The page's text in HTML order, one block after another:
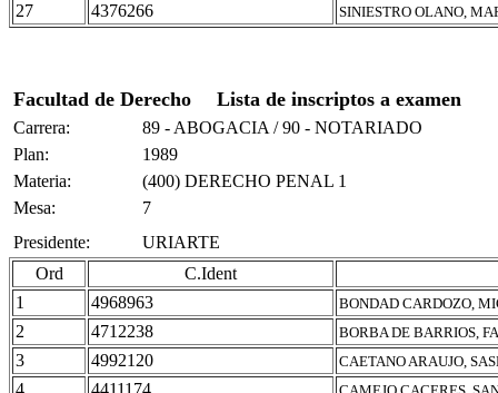
27 4376266 SINIESTRO OLANO,
Facultad de Derecho Lista de inscriptos a examen
Carrera:
89 - ABOGACIA / 90 - NOTARIADO
Plan:
1989
Materia:
(400) DERECHO PENAL 1
Mesa:
7
Presidente:
URIARTE
Ord
C.Ident
1
4968963 BONDAD CARDOZO,
2 4712238 BORBA DE BARRIOS,
3 4992120 CAETANO ARAUJO,
4 4411174